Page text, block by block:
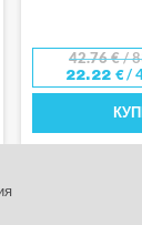
42.76€/
22.22 €/